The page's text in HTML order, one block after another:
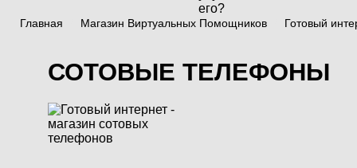
Главная Магазин Виртуальных Помощников Готовый
СОТОВЫЕ ТЕЛЕФОНЫ